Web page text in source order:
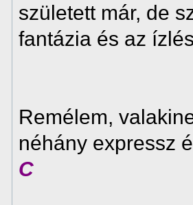
született már, de
fantázia és az
Remélem,
néhány expressz
C